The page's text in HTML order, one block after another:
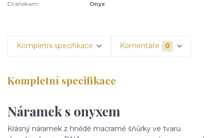
Drahokam:
Onyx
Kompletní specifikace Komentáře 0
Kompletní specifikace
Náramek s onyxem
Krásný náramek z hnědé macramé šňůrky ve tvaru